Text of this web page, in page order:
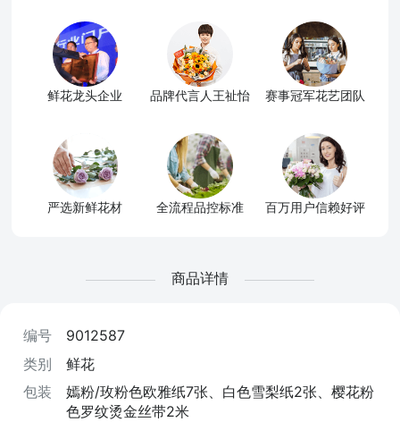
鲜花龙头企业 品牌代言人王祉怡 赛事冠军花艺团队
严选新鲜花材 全流程品控标准 百万用户信赖好评
商品详情
编号
9012587
类别
鲜花
包装
嫣粉/玫粉色欧雅纸7张、白色雪梨纸2张、樱花粉
色罗纹烫金丝带2米